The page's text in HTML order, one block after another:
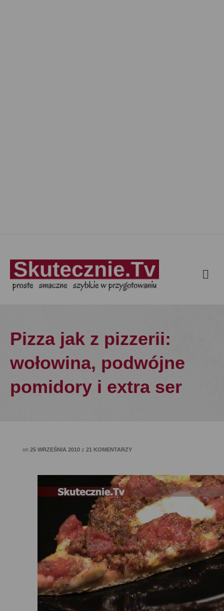
Pizza jak z pizzerii:
wołowina, podwójne
pomidory i extra ser
on 25 WRZEŚNIA 2010 z 21 KOMENTARZY